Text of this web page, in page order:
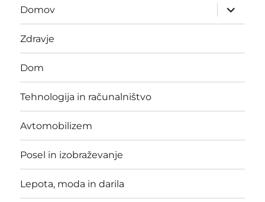
Domov
expand
child
menu
Zdravje
Dom
Tehnologija in računalništvo
Avtomobilizem
Posel in izobraževanje
Lepota, moda in darila